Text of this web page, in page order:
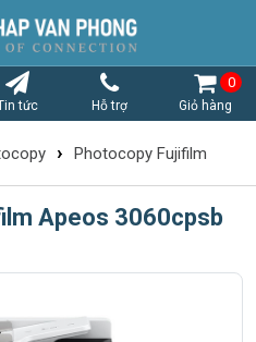
tức Hỗ trợ Giỏ hàng
0
› Photocopy Fujifilm
Apeos 3060cpsb